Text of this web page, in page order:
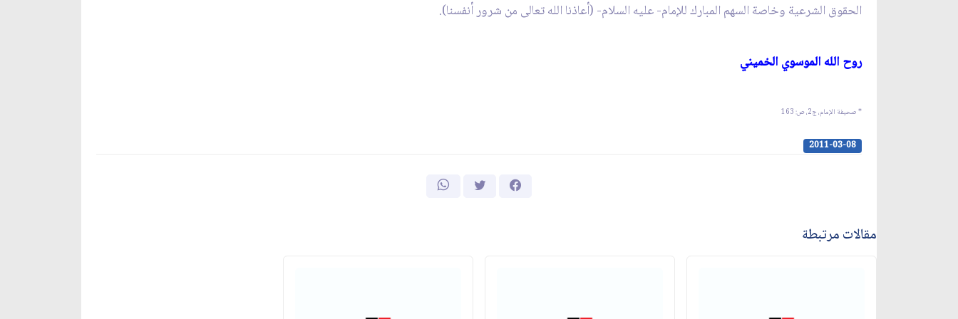
الحقوق الشرعية وخاصة السهم المبارك للإمام- عليه السلام- (أعاذنا الله تعالى من شرور أنفسنا).
روح الله الموسوي الخميني‏
* صحيفة الإمام، ج‏2، ص: 163
2011-03-08
مقالات مرتبطة